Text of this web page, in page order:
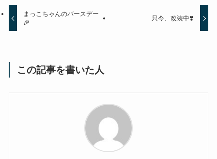
まっこちゃんのバースデー
🎉
只今、改装中❣️
この記事を書いた人